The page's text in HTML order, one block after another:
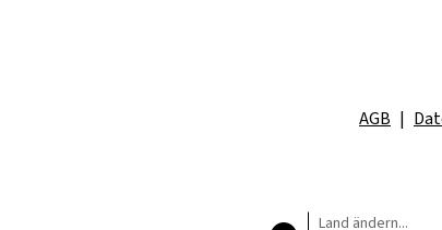
AGB
Land ändern...